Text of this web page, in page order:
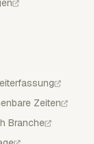
Zeiten
Branche